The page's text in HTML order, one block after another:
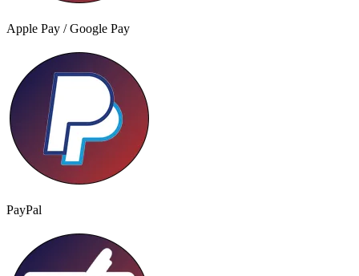
Apple Pay / Google Pay
PayPal